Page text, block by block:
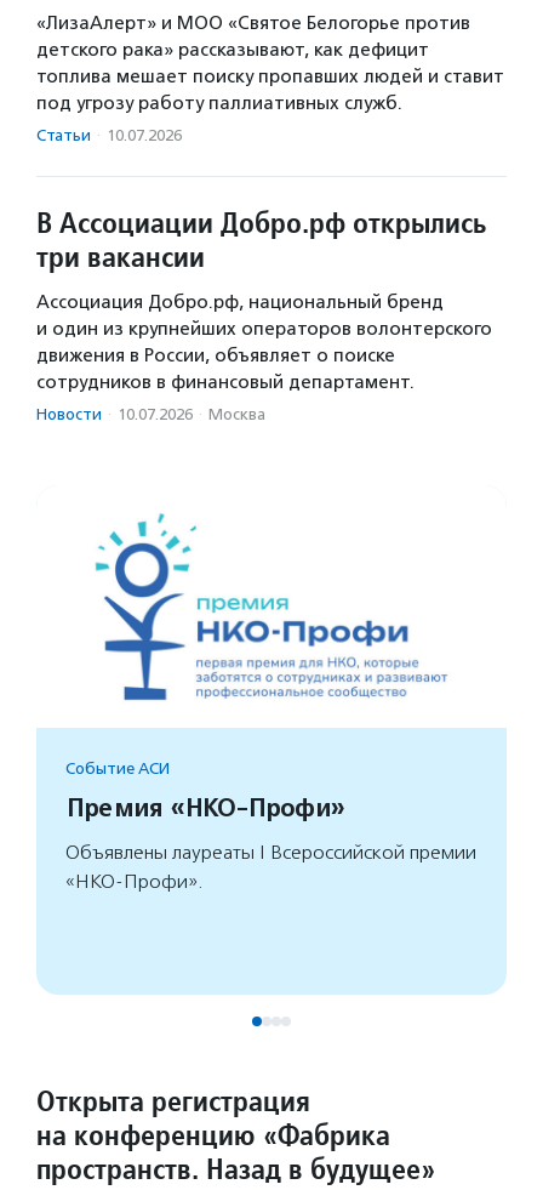
«ЛизаАлерт» и МОО «Святое Белогорье против
детского рака» рассказывают, как дефицит
топлива мешает поиску пропавших людей и ставит
под угрозу работу паллиативных служб.
Статьи · 10.07.2026
В Ассоциации Добро.рф открылись
три вакансии
Ассоциация Добро.рф, национальный бренд
и один из крупнейших операторов волонтерского
движения в России, объявляет о поиске
сотрудников в финансовый департамент.
Новости · 10.07.2026 · Москва
Событие АСИ
Премия «НКО-Профи»
Объявлены лауреаты I Всероссийской премии
«НКО-Профи».
Открыта регистрация
на конференцию «Фабрика
пространств. Назад в будущее»